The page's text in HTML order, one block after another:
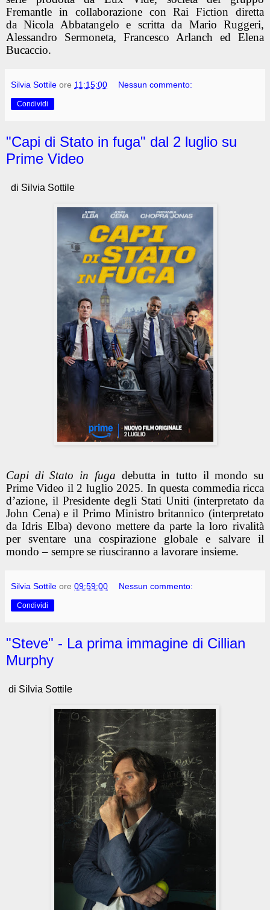
Fremantle in collaborazione conRai Fictiondiretta
daNicola Abbatangelo e scritta da Mario Ruggeri,
Alessandro Sermoneta, Francesco Arlanch ed Elena
Bucaccio.
Silvia Sottile ore 11:15:00 Nessun commento:
Condividi
"Capi di Stato in fuga" dal 2 luglio su
Prime Video
di Silvia Sottile
Capi di Stato in fuga debutta in tutto il mondo su
Prime Video il 2 luglio 2025. In questa commedia ricca
d’azione, il Presidente degli Stati Uniti (interpretato da
John Cena) e il Primo Ministro britannico (interpretato
da Idris Elba) devono mettere da parte la loro rivalità
per sventare una cospirazione globale e salvare il
mondo – sempre se riusciranno a lavorare insieme.
Silvia Sottile ore 09:59:00 Nessun commento:
Condividi
"Steve" - La prima immagine di Cillian
Murphy
di Silvia Sottile